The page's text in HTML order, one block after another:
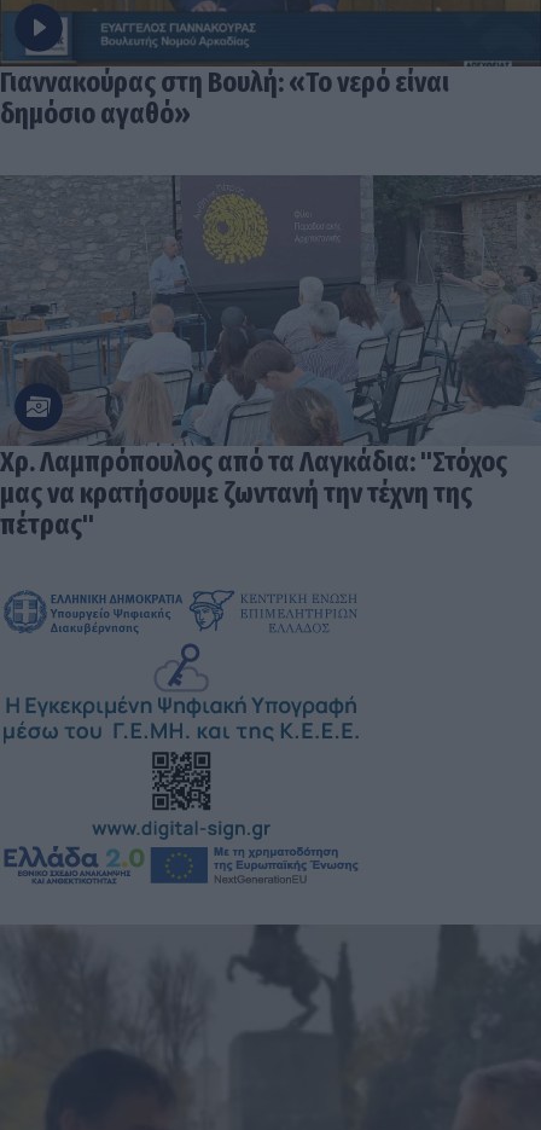
Γιαννακούρας στη Βουλή: «Το νερό είναι
δημόσιο αγαθό»
Χρ. Λαμπρόπουλος από τα Λαγκάδια: "Στόχος
μας να κρατήσουμε ζωντανή την τέχνη της
πέτρας"